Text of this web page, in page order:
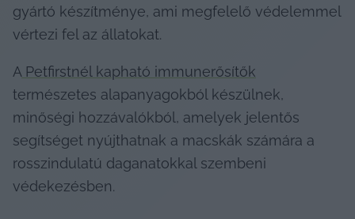
gyártó készítménye, ami megfelelő védelemmel
vértezi fel az állatokat.
A Petfirstnél kapható immunerősítők
természetes alapanyagokból készülnek,
minőségi hozzávalókból, amelyek jelentős
segítséget nyújthatnak a macskák számára a
rosszindulatú daganatokkal szembeni
védekezésben.